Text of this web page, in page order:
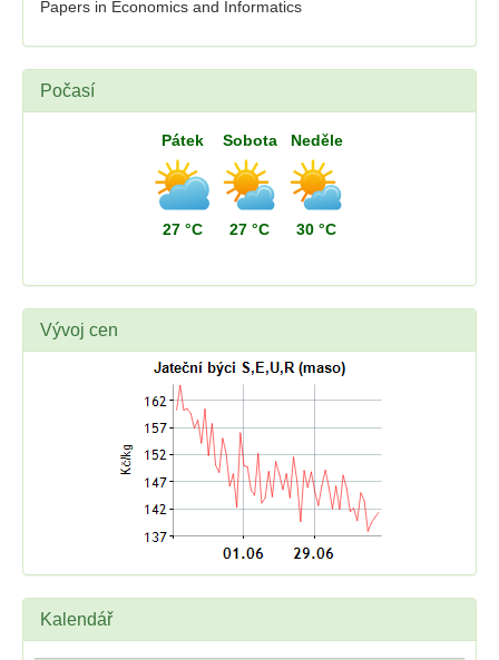
Papers in Economics and Informatics
Počasí
Pátek
27 °C
Sobota
27 °C
Neděle
30 °C
Vývoj cen
Kalendář